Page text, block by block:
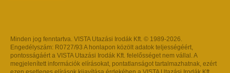
Minden jog fenntartva. VISTA Utazási Irodák Kft. © 1989-2026.
Engedélyszám: R0727/93 A honlapon közölt adatok teljességéért,
pontosságáért a VISTA Utazási Irodák Kft. felelősséget nem vállal. A
megjelenített információk elírásokat, pontatlanságot tartalmazhatnak, ezért